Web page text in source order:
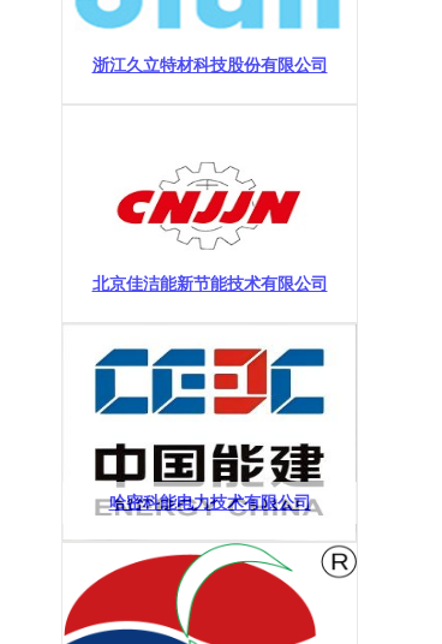
浙江久立特材科技股份有限公司
北京佳洁能新节能技术有限公司
哈密科能电力技术有限公司